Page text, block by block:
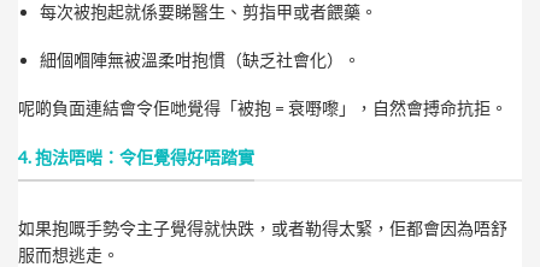
每次被抱起就係要睇醫生、剪指甲或者餵藥。
細個嗰陣無被溫柔咁抱慣（缺乏社會化）。
呢啲負面連結會令佢哋覺得「被抱 = 衰嘢嚟」，自然會搏命抗拒。
4. 抱法唔啱：令佢覺得好唔踏實
如果抱嘅手勢令主子覺得就快跌，或者勒得太緊，佢都會因為唔舒
服而想逃走。